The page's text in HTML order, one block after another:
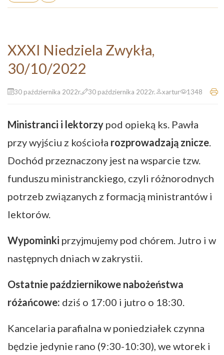
XXXI Niedziela Zwykła,
30/10/2022
30 października 2022r. 30 października 2022r. xartur 1348
Ministranci i lektorzy pod opieką ks. Pawła
przy wyjściu z kościoła rozprowadzają znicze.
Dochód przeznaczony jest na wsparcie tzw.
funduszu ministranckiego, czyli różnorodnych
potrzeb związanych z formacją ministrantów i
lektorów.
Wypominki przyjmujemy pod chórem. Jutro i w
następnych dniach w zakrystii.
Ostatnie październikowe nabożeństwa
różańcowe: dziś o 17:00 i jutro o 18:30.
Kancelaria parafialna w poniedziałek czynna
będzie jedynie rano (9:30-10:30), we wtorek i